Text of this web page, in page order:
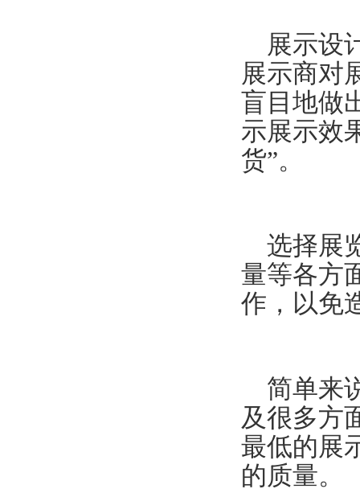
展示设
展示商对
盲目地做
示展示效
货”。
选择展
量等各方
作，以免
简单来
及很多方
最低的展
的质量。